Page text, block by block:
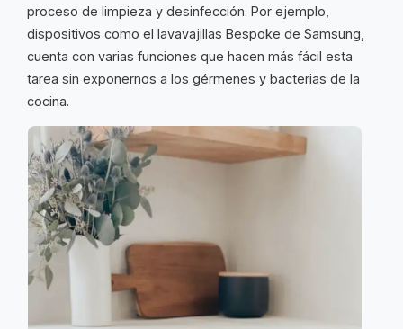
proceso de limpieza y desinfección. Por ejemplo,
dispositivos como el lavavajillas Bespoke de Samsung,
cuenta con varias funciones que hacen más fácil esta
tarea sin exponernos a los gérmenes y bacterias de la
cocina.